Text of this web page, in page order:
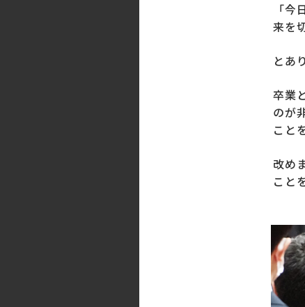
「
来を
とあ
卒業
のが
こと
改め
こと